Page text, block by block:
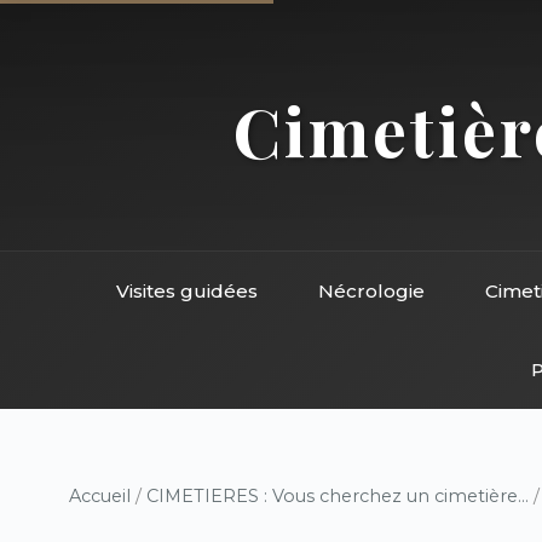
Visites guidées Nécrologie
Accueil / CIMETIERES : Vous cherchez un cimetière...